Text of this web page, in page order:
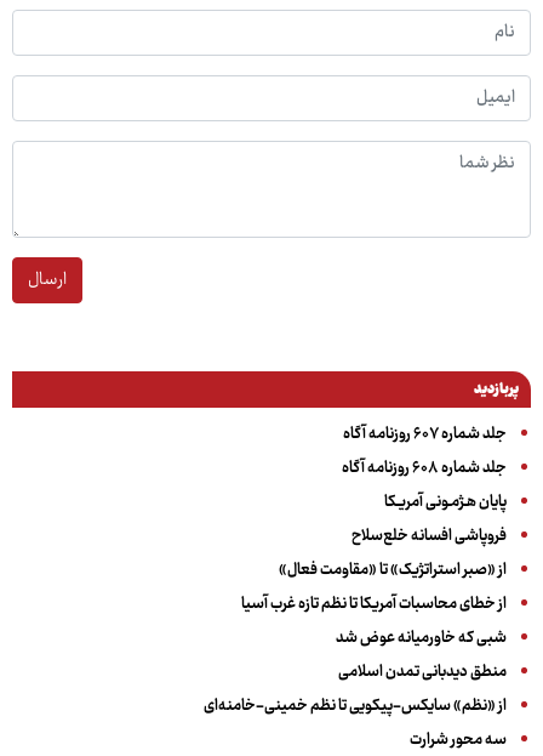
ارسال
پربازدید
جلد شماره ۶۰۷ روزنامه آگاه
جلد شماره ۶۰۸ روزنامه آگاه
پایان هـژمـونی آمریـکا
فروپاشی افسانه خلع‌سلاح
از «صبر استراتژیک» تا «مقاومت فعال»
از خطای محاسبات آمریکا تا نظم تازه غرب آسیا
شبی که خاورمیانه عوض شد
منطق دیدبانی تمدن اسلامی
از «نظم» سایکس-پیکویی تا نظم خمینی-خامنه‌ای
سه‌ محور شرارت